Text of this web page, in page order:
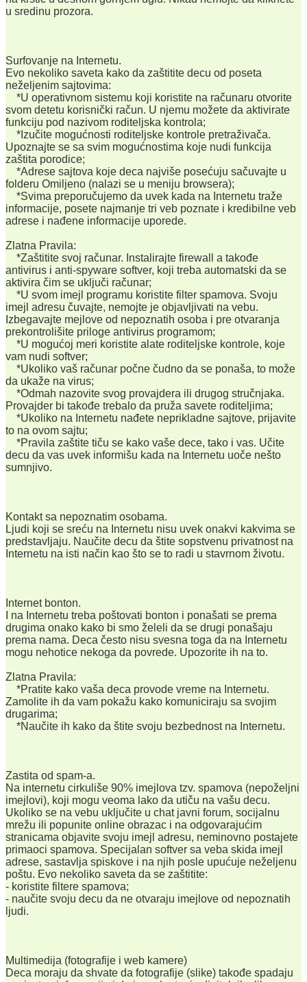
u sredinu prozora.
Surfovanje na Internetu.
Evo nekoliko saveta kako da zaštitite decu od poseta
neželjenim sajtovima:
*U operativnom sistemu koji koristite na računaru otvorite
svom detetu korisnički račun. U njemu možete da aktivirate
funkciju pod nazivom roditeljska kontrola;
*Izučite mogućnosti roditeljske kontrole pretraživača.
Upoznajte se sa svim mogućnostima koje nudi funkcija
zaštita porodice;
*Adrese sajtova koje deca najviše posećuju sačuvajte u
folderu Omiljeno (nalazi se u meniju browsera);
*Svima preporučujemo da uvek kada na Internetu traže
informacije, posete najmanje tri veb poznate i kredibilne veb
adrese i nađene informacije uporede.
Zlatna Pravila:
*Zaštitite svoj računar. Instalirajte firewall a takođe
antivirus i anti-spyware softver, koji treba automatski da se
aktivira čim se uključi računar;
*U svom imejl programu koristite filter spamova. Svoju
imejl adresu čuvajte, nemojte je objavljivati na vebu.
Izbegavajte mejlove od nepoznatih osoba i pre otvaranja
prekontrolišite priloge antivirus programom;
*U mogućoj meri koristite alate roditeljske kontrole, koje
vam nudi softver;
*Ukoliko vaš računar počne čudno da se ponaša, to može
da ukaže na virus;
*Odmah nazovite svog provajdera ili drugog stručnjaka.
Provajder bi takođe trebalo da pruža savete roditeljima;
*Ukoliko na Internetu nađete neprikladne sajtove, prijavite
to na ovom sajtu;
*Pravila zaštite tiču se kako vaše dece, tako i vas. Učite
decu da vas uvek informišu kada na Internetu uoče nešto
sumnjivo.
Kontakt sa nepoznatim osobama.
Ljudi koji se sreću na Internetu nisu uvek onakvi kakvima se
predstavljaju. Naučite decu da štite sopstvenu privatnost na
Internetu na isti način kao što se to radi u stavrnom životu.
Internet bonton.
I na Internetu treba poštovati bonton i ponašati se prema
drugima onako kako bi smo želeli da se drugi ponašaju
prema nama. Deca često nisu svesna toga da na Internetu
mogu nehotice nekoga da povrede. Upozorite ih na to.
Zlatna Pravila:
*Pratite kako vaša deca provode vreme na Internetu.
Zamolite ih da vam pokažu kako komuniciraju sa svojim
drugarima;
*Naučite ih kako da štite svoju bezbednost na Internetu.
Zastita od spam-a.
Na internetu cirkuliše 90% imejlova tzv. spamova (nepoželjni
imejlovi), koji mogu veoma lako da utiču na vašu decu.
Ukoliko se na vebu uključite u chat javni forum, socijalnu
mrežu ili popunite online obrazac i na odgovarajućim
stranicama objavite svoju imejl adresu, neminovno postajete
primaoci spamova. Specijalan softver sa veba skida imejl
adrese, sastavlja spiskove i na njih posle upućuje neželjenu
poštu. Evo nekoliko saveta da se zaštitite:
- koristite filtere spamova;
- naučite svoju decu da ne otvaraju imejlove od nepoznatih
ljudi.
Multimedija (fotografije i web kamere)
Deca moraju da shvate da fotografije (slike) takođe spadaju